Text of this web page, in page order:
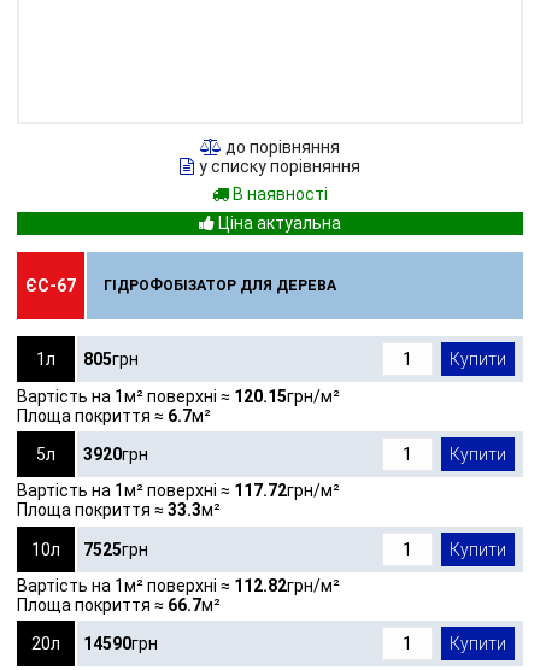
до порівняння
у списку порівняння
В наявності
ЄС-67 ГІДРОФОБІЗАТОР ДЛЯ ДЕРЕВА
1л 805грн
Купити
Вартість на 1м² поверхні ≈ 120.15грн/м²
Площа покриття ≈ 6.7м²
5л 3920грн
Купити
Вартість на 1м² поверхні ≈ 117.72грн/м²
Площа покриття ≈ 33.3м²
10л 7525грн
Купити
Вартість на 1м² поверхні ≈ 112.82грн/м²
Площа покриття ≈ 66.7м²
20л 14590грн
Купити